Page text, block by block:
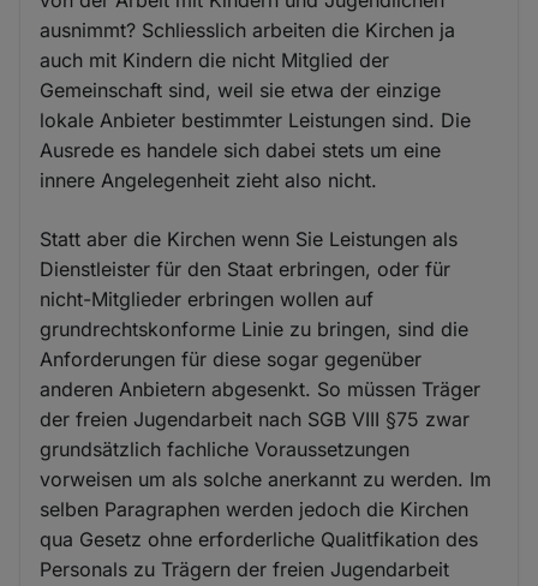
ausnimmt? Schliesslich arbeiten die Kirchen ja
auch mit Kindern die nicht Mitglied der
Gemeinschaft sind, weil sie etwa der einzige
lokale Anbieter bestimmter Leistungen sind. Die
Ausrede es handele sich dabei stets um eine
innere Angelegenheit zieht also nicht.
Statt aber die Kirchen wenn Sie Leistungen als
Dienstleister für den Staat erbringen, oder für
nicht-Mitglieder erbringen wollen auf
grundrechtskonforme Linie zu bringen, sind die
Anforderungen für diese sogar gegenüber
anderen Anbietern abgesenkt. So müssen Träger
der freien Jugendarbeit nach SGB VIII §75 zwar
grundsätzlich fachliche Voraussetzungen
vorweisen um als solche anerkannt zu werden. Im
selben Paragraphen werden jedoch die Kirchen
qua Gesetz ohne erforderliche Qualitfikation des
Personals zu Trägern der freien Jugendarbeit